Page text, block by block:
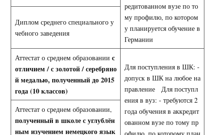
редитованном вузе по то
му профилю, по котором
у планируется обучение в
Германии
Диплом среднего специального у
чебного заведения
Аттестат о среднем образовании с
отличием / с золотой / серебряно
й медалью, полученный до 2015
года (10 классов)
Для поступления в ШК: -
допуск в ШК на любое на
правление Для поступл
ения в вуз: - требуются 2
года обучения в аккредит
ованном вузе по тому пр
Аттестат о среднем образовании,
полученный в школе с углублён
ным изучением немецкого язык